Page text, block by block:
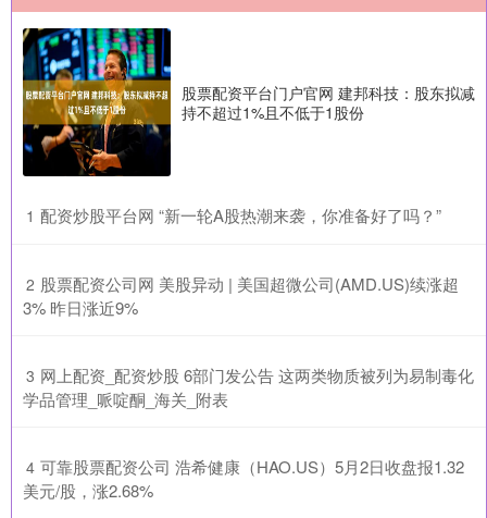
股票配资平台门户官网 建邦科技：股东拟减
持不超过1%且不低于1股份
1 ​配资炒股平台网 “新一轮A股热潮来袭，你准备好了吗？”
2 ​股票配资公司网 美股异动 | 美国超微公司(AMD.US)续涨超
3% 昨日涨近9%
3 ​网上配资_配资炒股 6部门发公告 这两类物质被列为易制毒化
学品管理_哌啶酮_海关_附表
4 ​可靠股票配资公司 浩希健康（HAO.US）5月2日收盘报1.32
美元/股，涨2.68%